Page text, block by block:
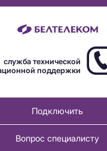
служба технической
поддержки
Подключить
Вопрос специалисту